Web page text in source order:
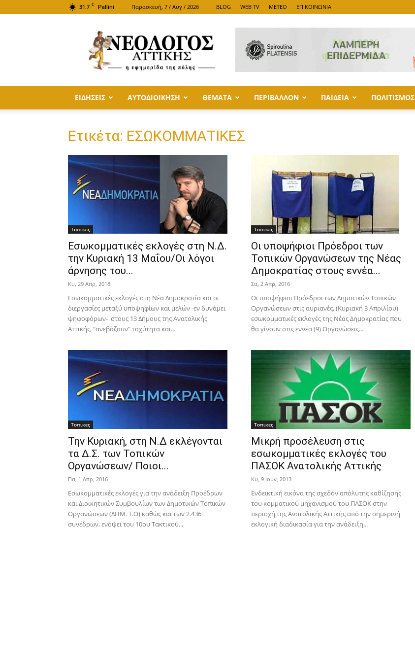
31.7 C Pallini Παρασκευή, 7 / Αυγ / 2026 BLOG WEB TV METEO ΕΠΙΚΟΙΝΩΝΙΑ
ΑΤΤΙΚΗΣ
ΕΙΔΗΣΕΙΣ ΑΥΤΟΔΙΟΙΚΗΣΗ ΘΕΜΑΤΑ ΠΕΡΙΒΑΛΛΟΝ ΠΑΙΔΕΙΑ ΠΟΛΙΤΙΣΜΟΣ
Ετικέτα: ΕΣΩΚΟΜΜΑΤΙΚΕΣ
Τοπικες
Εσωκομματικές εκλογές στη Ν.Δ.
την Κυριακή 13 Μαΐου/Οι λόγοι
άρνησης του...
Κυ, 29 Απρ, 2018
Εσωκομματικές εκλογές στη Νέα Δημοκρατία και οι
διεργασίες μεταξύ υποψηφίων και μελών -εν δυνάμει
ψηφοφόρων- στους 13 Δήμους της Ανατολικής
Αττικής, "ανεβάζουν" ταχύτητα και...
Τοπικες
Οι υποψήφιοι Πρόεδροι των
Τοπικών Οργανώσεων της Νέας
Δημοκρατίας στους εννέα...
Σα, 2 Απρ, 2016
Οι υποψήφιοι Πρόεδροι των Δημοτικών Τοπικών
Οργανώσεων στις αυριανές, (Κυριακή 3 Απριλίου)
εσωκομματικές εκλογές της Νέας Δημοκρατίας που
θα γίνουν στις εννέα (9) Οργανώσεις...
Τοπικες
Την Κυριακή, στη Ν.Δ εκλέγονται
τα Δ.Σ. των Τοπικών
Οργανώσεων/ Ποιοι...
Πα, 1 Απρ, 2016
Εσωκομματικές εκλογές για την ανάδειξη Προέδρων
και Διοικητικών Συμβουλίων των Δημοτικών Τοπικών
Οργανώσεων (ΔΗΜ. Τ.Ο) καθώς και των 2.436
συνέδρων, ενόψει του 10ου Τακτικού...
Τοπικες
Μικρή προσέλευση στις
εσωκομματικές εκλογές του
ΠΑΣΟΚ Ανατολικής Αττικής
Κυ, 9 Ιούν, 2013
Ενδεικτική εικόνα της σχεδόν απόλυτης καθίζησης
του κομματικού μηχανισμού του ΠΑΣΟΚ στην
περιοχή της Ανατολικής Αττικής από την σημερινή
εκλογική διαδικασία για την ανάδειξη...